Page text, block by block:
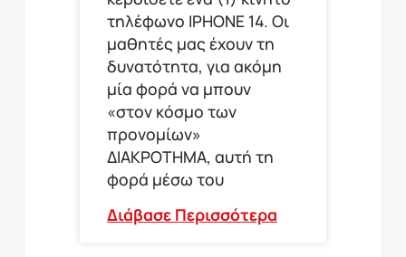
τηλέφωνο ΙΡΗΟΝΕ 14. Οι
μαθητές μας έχουν τη
δυνατότητα, για ακόμη
μία φορά να μπουν
«στον κόσμο των
προνομίων»
ΔΙΑΚΡΟΤΗΜΑ, αυτή τη
φορά μέσω του
Διάβασε Περισσότερα